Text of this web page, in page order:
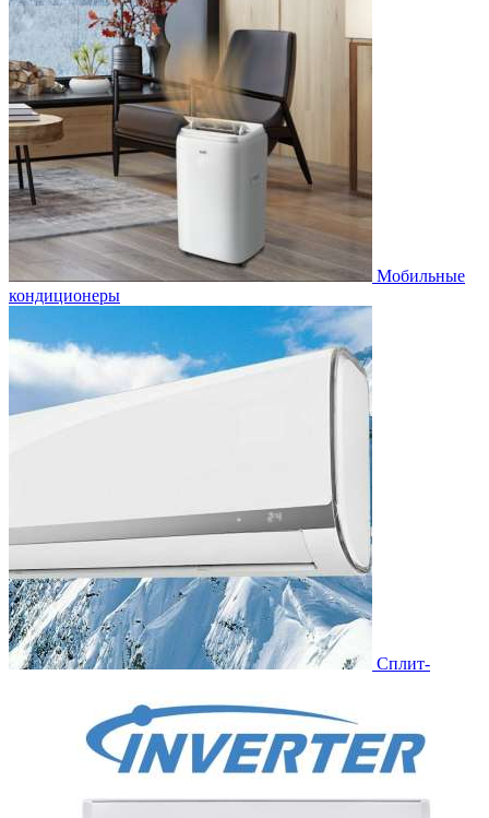
Мобильные
кондиционеры
Сплит-